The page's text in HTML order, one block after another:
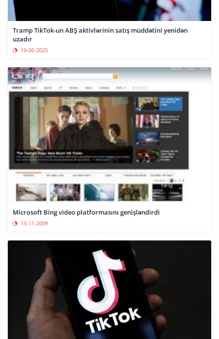
Tramp TikTok-un ABŞ aktivlərinin satış müddətini yenidən
uzadır
19-06-2025
Microsoft Bing video platformasını genişləndirdi
13-11-2009